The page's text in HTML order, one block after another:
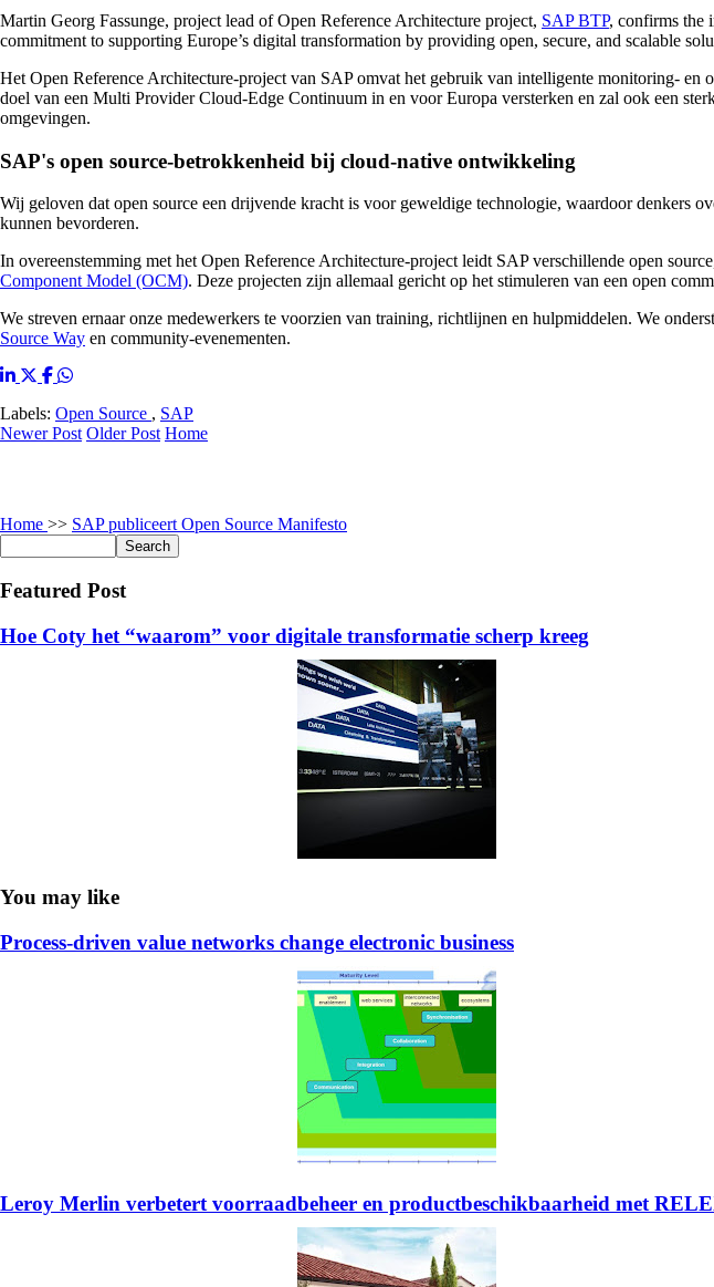
Martin Georg Fassunge, project lead of Open Reference Architecture project, SAP BTP, confirms the
commitment to supporting Europe’s digital transformation by providing open, secure, and scalable
Het Open Reference Architecture-project van SAP omvat het gebruik van intelligente monitoring- en
doel van een Multi Provider Cloud-Edge Continuum in en voor Europa versterken en zal ook een
omgevingen.
SAP's open source-betrokkenheid bij cloud-native ontwikkeling
Wij geloven dat open source een drijvende kracht is voor geweldige technologie, waardoor denkers
kunnen bevorderen.
In overeenstemming met het Open Reference Architecture-project leidt SAP verschillende open
Component Model (OCM). Deze projecten zijn allemaal gericht op het stimuleren van een open
We streven ernaar onze medewerkers te voorzien van training, richtlijnen en hulpmiddelen. We
Source Way en community-evenementen.
Labels: Open Source , SAP
Newer Post Older Post Home
Home >> SAP publiceert Open Source Manifesto
Featured Post
Hoe Coty het “waarom” voor digitale transformatie scherp kreeg
You may like
Process-driven value networks change electronic business
Leroy Merlin verbetert voorraadbeheer en productbeschikbaarheid met